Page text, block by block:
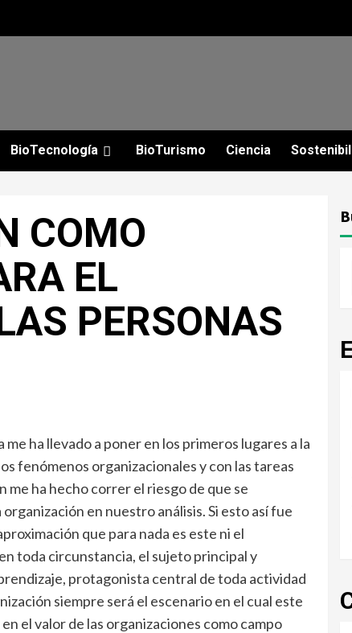
BioTecnología BioTurismo Ciencia
COMO
EL
PERSONAS
ha llevado a poner en los primeros lugares a la
fenómenos organizacionales y con las tareas
me ha hecho correr el riesgo de que se
en nuestro análisis. Si esto así fue
que para nada es este ni el
toda circunstancia, el sujeto principal y
protagonista central de toda actividad
siempre será el escenario en el cual este
el valor de las organizaciones como campo